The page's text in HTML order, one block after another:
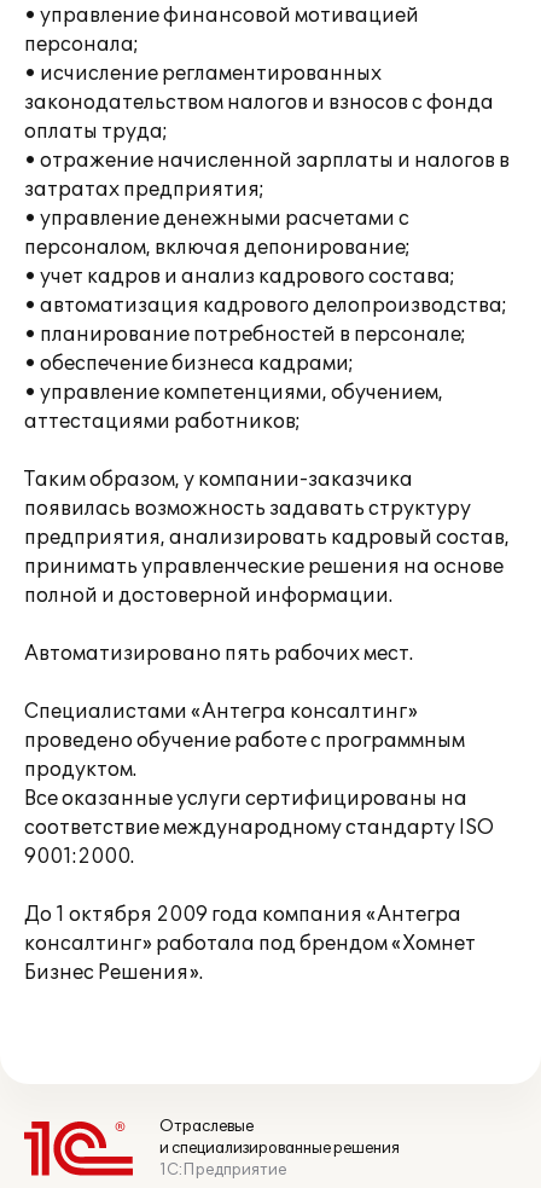
• управление финансовой мотивацией
персонала;
• исчисление регламентированных
законодательством налогов и взносов с фонда
оплаты труда;
• отражение начисленной зарплаты и налогов в
затратах предприятия;
• управление денежными расчетами с
персоналом, включая депонирование;
• учет кадров и анализ кадрового состава;
• автоматизация кадрового делопроизводства;
• планирование потребностей в персонале;
• обеспечение бизнеса кадрами;
• управление компетенциями, обучением,
аттестациями работников;
Таким образом, у компании-заказчика
появилась возможность задавать структуру
предприятия, анализировать кадровый состав,
принимать управленческие решения на основе
полной и достоверной информации.
Автоматизировано пять рабочих мест.
Специалистами «Антегра консалтинг»
проведено обучение работе с программным
продуктом.
Все оказанные услуги сертифицированы на
соответствие международному стандарту ISO
9001:2000.
До 1 октября 2009 года компания «Антегра
консалтинг» работала под брендом «Хомнет
Бизнес Решения».
Отраслевые
и специализированные решения
1С:Предприятие